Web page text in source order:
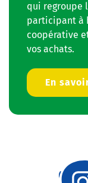
qui regroupe
participant à
coopérative
vos achats.
En